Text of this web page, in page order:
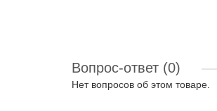
Вопрос-ответ (0)
Нет вопросов об этом товаре.